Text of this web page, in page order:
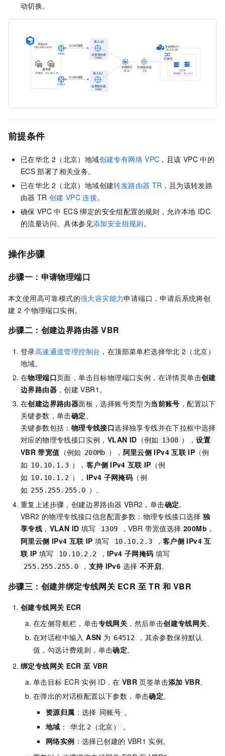
动切换。
前提条件
已在华北 2（北京）地域创建专有网络 VPC ，且该 VPC 中的
ECS 部署了相关业务。
已在华北 2（北京）地域创建转发路由器 TR ，且为该转发路
由器 TR 创建 VPC 连接。
确保 VPC 中 ECS 绑定的安全组配置的规则，允许本地 IDC
的流量访问。具体参见添加安全组规则。
操作步骤
步骤一：申请物理端口
本文使用高可靠模式的强大容灾能力申请端口，申请后系统将创
建 2 个物理端口实例。
步骤二：创建边界路由器 VBR
登录高速通道管理控制台 ，在顶部菜单栏选择华北 2（北京）
地域。
在物理端口页面，单击目标物理端口实例，在详情页单击创建
边界路由器 ，创建 VBR1。
在创建边界路由器面板，选择账号类型为当前账号 ，配置以下
关键参数，单击确定 。
关键参数包括： 物理专线接口选择独享专线并在下拉框中选择
对应的物理专线接口实例， VLAN ID （例如 1308 ），设置
VBR 带宽值 （例如 200Mb ）， 阿里云侧 IPv4 互联 IP （例
如 10.10.1.3 ）， 客户侧 IPv4 互联 IP （例
如 10.10.1.2 ）， IPv4 子网掩码 （例
如 255.255.255.0 ）。
重复上述步骤，创建边界路由器 VBR2，单击确定。
VBR2 的物理专线接口信息配置参数：物理专线接口选择独
享专线 ， VLAN ID 填写 1309 ，VBR 带宽值选择200Mb ，
阿里云侧 IPv4 互联 IP 填写 10.10.2.3 ，客户侧 IPv4 互
联 IP 填写 10.10.2.2 ，IPv4 子网掩码 填写
255.255.255.0 ， 支持 IPv6 选择 不开启。
步骤三：创建并绑定专线网关 ECR 至 TR 和 VBR
创建专线网关 ECR
在左侧导航栏，单击专线网关 ，然后单击创建专线网关。
在对话框中输入 ASN 为 64512
，其余参数保持默认
值，勾选计费规则，单击确定。
绑定专线网关 ECR 至 VBR
单击目标 ECR 实例 ID，在 VBR 页签单击添加 VBR。
在弹出的对话框配置以下参数，单击确定。
资源归属 ：选择 同账号 。
地域 ： 华北 2（北京）
。
网络实例 ：选择已创建的 VBR1 实例。